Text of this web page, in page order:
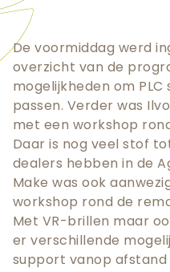
De voormiddag werd
overzicht van de
mogelijkheden om
passen. Verder was
met een workshop
Daar is nog veel stof
dealers hebben in de
Make was ook
workshop rond de
Met VR-brillen maar
er verschillende
support vanop afstand